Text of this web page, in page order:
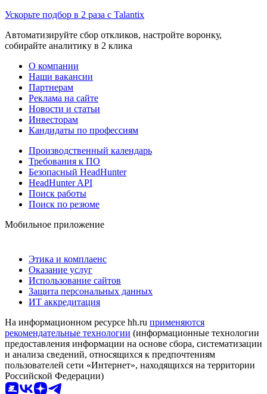
Ускорьте подбор в 2 раза с Talantix
Автоматизируйте сбор откликов, настройте воронку,
собирайте аналитику в 2 клика
О компании
Наши вакансии
Партнерам
Реклама на сайте
Новости и статьи
Инвесторам
Кандидаты по профессиям
Производственный календарь
Требования к ПО
Безопасный HeadHunter
HeadHunter API
Поиск работы
Поиск по резюме
Мобильное приложение
Этика и комплаенс
Оказание услуг
Использование сайтов
Защита персональных данных
ИТ аккредитация
На информационном ресурсе hh.ru применяются
рекомендательные технологии (информационные технологии
предоставления информации на основе сбора, систематизации
и анализа сведений, относящихся к предпочтениям
пользователей сети «Интернет», находящихся на территории
Российской Федерации)